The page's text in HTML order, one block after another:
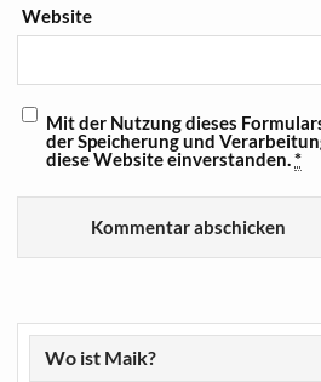
Website
Mit der Nutzung dieses
der Speicherung und
diese Website einverstanden.*
Wo ist Maik?